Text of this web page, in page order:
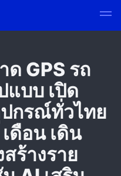
ด GPS รถ
แบบ เปิด
กรณ์ทั่วไทย
ดือน เดิน
ร้างราย